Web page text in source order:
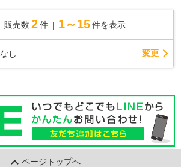
販売数 2 件 1～15 件を表示
なし 変更
ページトップへ